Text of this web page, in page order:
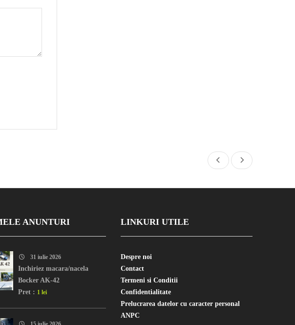
ANUNTURI
31 iulie 2026
Inchiriez macara/nacela
Bocker AK-42
Pret : 1 lei
LINKURI UTILE
Despre noi
Contact
Termeni si Conditii
Confidentialitate
Prelucrarea datelor cu caracter personal
ANPC